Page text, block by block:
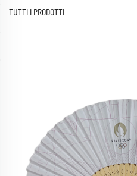
TUTTI I PRODOTTI